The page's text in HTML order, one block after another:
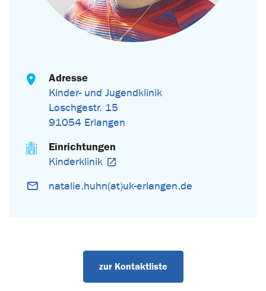
Adresse
Kinder- und Jugendklinik
Loschgestr. 15
91054 Erlangen
Einrichtungen
Kinderklinik
natalie.huhn(at)uk-erlangen.de
zur Kontaktliste